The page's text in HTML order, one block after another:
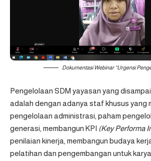
Dokumentasi Webinar “Urgensi
Pengelolaan SDM yayasan yang
adalah dengan adanya staf khusus yang
pengelolaan administrasi, paham
generasi, membangun KPI (Key Performa
penilaian kinerja, membangun budaya
pelatihan dan pengembangan untuk